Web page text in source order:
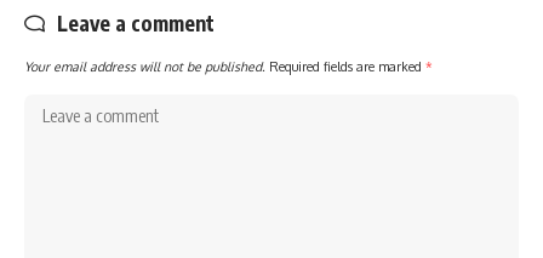
Leave a comment
Your email address will not be published. Required fields are marked *